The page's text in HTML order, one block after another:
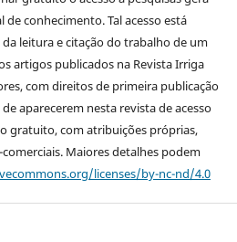
conhecimento. Tal acesso está
leitura e citação do trabalho de um
artigos publicados na Revista Irriga
com direitos de primeira publicação
aparecerem nesta revista de acesso
gratuito, com atribuições próprias,
Maiores detalhes podem
licenses/by-nc-nd/4.0